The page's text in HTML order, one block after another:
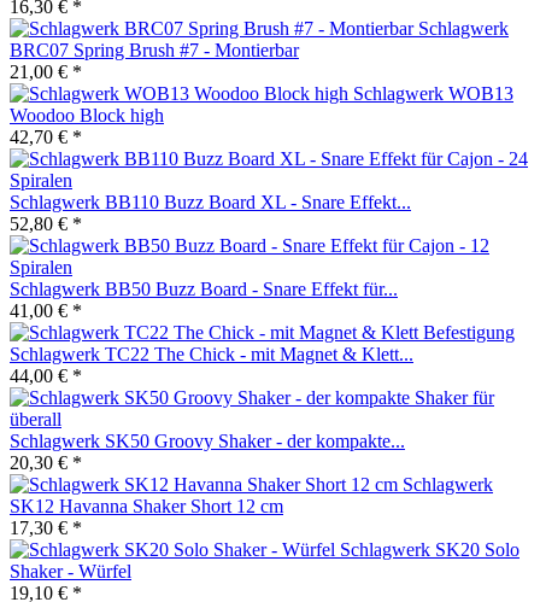
16,30 € *
Schlagwerk
BRC07 Spring Brush #7 - Montierbar
21,00 € *
Schlagwerk WOB13
Woodoo Block high
42,70 € *
Schlagwerk BB110 Buzz Board XL - Snare Effekt...
52,80 € *
Schlagwerk BB50 Buzz Board - Snare Effekt für...
41,00 € *
Schlagwerk TC22 The Chick - mit Magnet & Klett...
44,00 € *
Schlagwerk SK50 Groovy Shaker - der kompakte...
20,30 € *
Schlagwerk
SK12 Havanna Shaker Short 12 cm
17,30 € *
Schlagwerk SK20 Solo
Shaker - Würfel
19,10 € *